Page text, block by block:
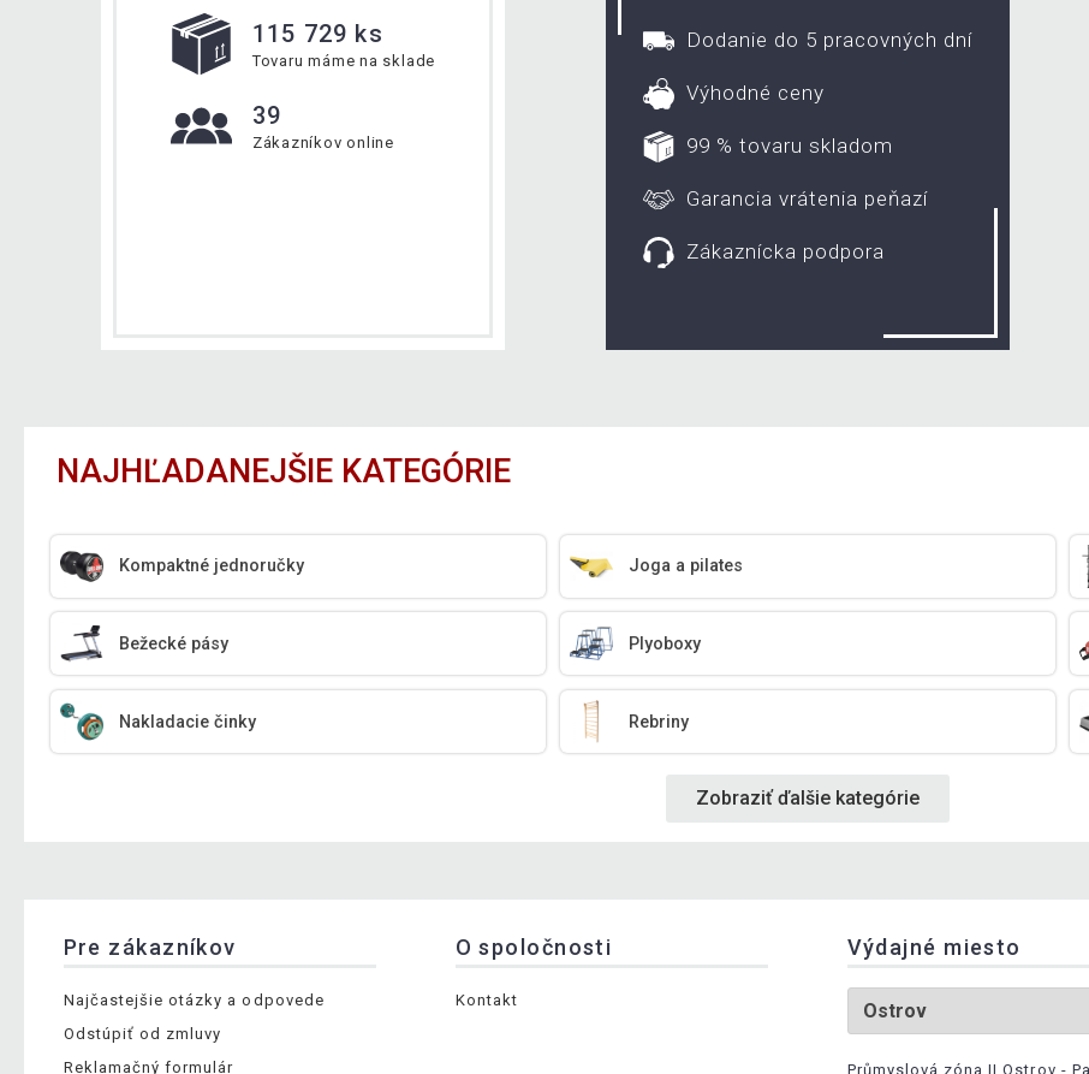
115 729 ks
Tovaru máme na sklade
39
Zákazníkov online
Dodanie do 5 pracovných dní
Výhodné ceny
99 % tovaru skladom
Garancia vrátenia peňazí
Zákaznícka podpora
NAJHĽADANEJŠIE KATEGÓRIE
Kompaktné jednoručky Joga a pilates
Bežecké pásy Plyoboxy
Nakladacie činky Rebriny
Zobraziť ďalšie kategórie
Pre zákazníkov
Najčastejšie otázky a odpovede
Odstúpiť od zmluvy
Reklamačný formulár
O spoločnosti
Kontakt
Výdajné miesto
Průmyslová zóna II Ostrov -